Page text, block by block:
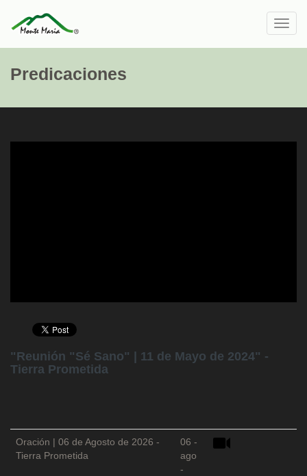
Predicaciones
"Reunión "Sé Sano" | 11 de Mayo de 2024" -
Tierra Prometida
Oración | 06 de Agosto de 2026 -
Tierra Prometida
06 -
ago
-